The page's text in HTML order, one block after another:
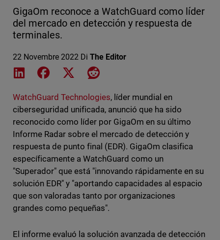
GigaOm reconoce a WatchGuard como líder
del mercado en detección y respuesta de
terminales.
22 Novembre 2022 Di The Editor
Share on LinkedIn
Share on Facebook
Share on XShare on Reddit
WatchGuard Technologies, líder mundial en
ciberseguridad unificada, anunció que ha sido
reconocido como líder por GigaOm en su último
Informe Radar sobre el mercado de detección y
respuesta de punto final (EDR). GigaOm clasifica
específicamente a WatchGuard como un
"Superador" que está "innovando rápidamente en su
solución EDR" y "aportando capacidades al espacio
que son valoradas tanto por organizaciones
grandes como pequeñas".
El informe evaluó la solución avanzada de detección